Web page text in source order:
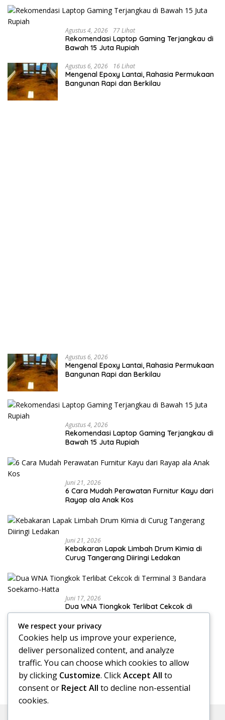
Agustus 4, 2026 77 Lihat
Rekomendasi Laptop Gaming Terjangkau di
Bawah 15 Juta Rupiah
Agustus 6, 2026 16 Lihat
Mengenal Epoxy Lantai, Rahasia Permukaan
Bangunan Rapi dan Berkilau
Agustus 6, 2026
Mengenal Epoxy Lantai, Rahasia Permukaan
Bangunan Rapi dan Berkilau
Agustus 4, 2026
Rekomendasi Laptop Gaming Terjangkau di
Bawah 15 Juta Rupiah
Juni 21, 2026
6 Cara Mudah Perawatan Furnitur Kayu dari
Rayap ala Anak Kos
Juni 21, 2026
Kebakaran Lapak Limbah Drum Kimia di
Curug Tangerang Diiringi Ledakan
Juni 17, 2026
Dua WNA Tiongkok Terlibat Cekcok di
Terminal 3 Bandara Soekarno-Hatta
Juni 17, 2026
Klinik Skoliosis Jakarta: Pilihan Terapi untuk
Menangani Kelengkungan Tulang Belakang
We respect your privacy
Cookies help us improve your experience,
deliver personalized content, and analyze
traffic. You can choose which cookies to allow
by clicking Customize. ClickAccept All to
consent or Reject All to decline non-essential
cookies.